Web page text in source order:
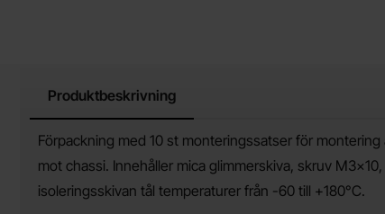
Produktbeskrivning
Produktbeskrivning
Förpackning med 10 st monteringssatser för
mot chassi. Innehåller mica glimmerskiva, skruv
isoleringsskivan tål temperaturer från -60 till +180°C.